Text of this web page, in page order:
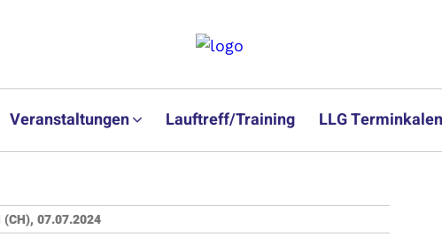
Veranstaltungen Lauftreff/Training LLG
(CH), 07.07.2024